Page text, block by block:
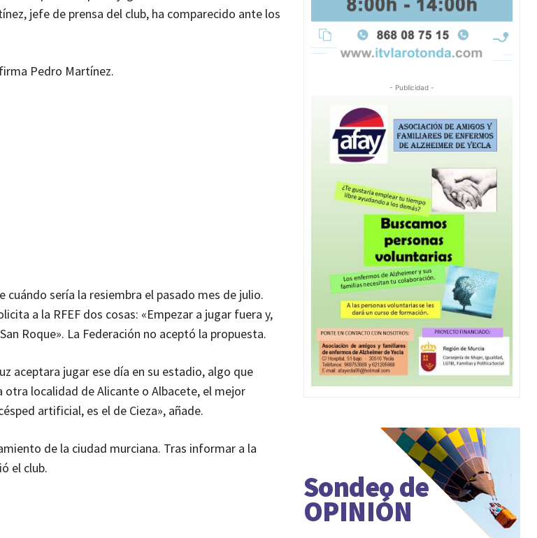
jefe de prensa del club, ha comparecido ante los
Pedro Martínez.
sería la resiembra el pasado mes de julio.
a la RFEF dos cosas: «Empezar a jugar fuera y,
Roque». La Federación no aceptó la propuesta.
aceptara jugar ese día en su estadio, algo que
otra localidad de Alicante o Albacete, el mejor
artificial, es el de Cieza», añade.
de la ciudad murciana. Tras informar a la
el club.
- Publicidad -
Sondeo de
OPINIÓN